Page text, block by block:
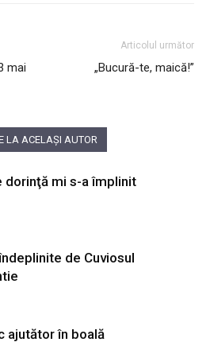
mai
Articolul următor
„Bucură-te, maică!”
LA ACELAȘI AUTOR
dorinţă mi s-a împlinit
de Cuviosul
ajutător în boală